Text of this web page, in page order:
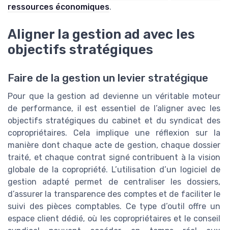
ressources économiques.
Aligner la gestion ad avec les
objectifs stratégiques
Faire de la gestion un levier stratégique
Pour que la gestion ad devienne un véritable moteur
de performance, il est essentiel de l’aligner avec les
objectifs stratégiques du cabinet et du syndicat des
copropriétaires. Cela implique une réflexion sur la
manière dont chaque acte de gestion, chaque dossier
traité, et chaque contrat signé contribuent à la vision
globale de la copropriété. L’utilisation d’un logiciel de
gestion adapté permet de centraliser les dossiers,
d’assurer la transparence des comptes et de faciliter le
suivi des pièces comptables. Ce type d’outil offre un
espace client dédié, où les copropriétaires et le conseil